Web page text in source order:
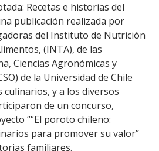
Recetas e historias del
publicación realizada por
del Instituto de Nutrición
(INTA), de las
Ciencias Agronómicas y
de la Universidad de Chile
y a los diversos
de un concurso,
““El poroto chileno:
para promover su valor”
familiares.